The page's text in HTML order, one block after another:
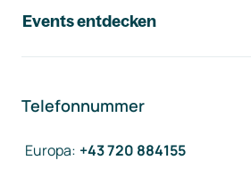
Events entdecken
Telefonnummer
Europa: +43 720 884155